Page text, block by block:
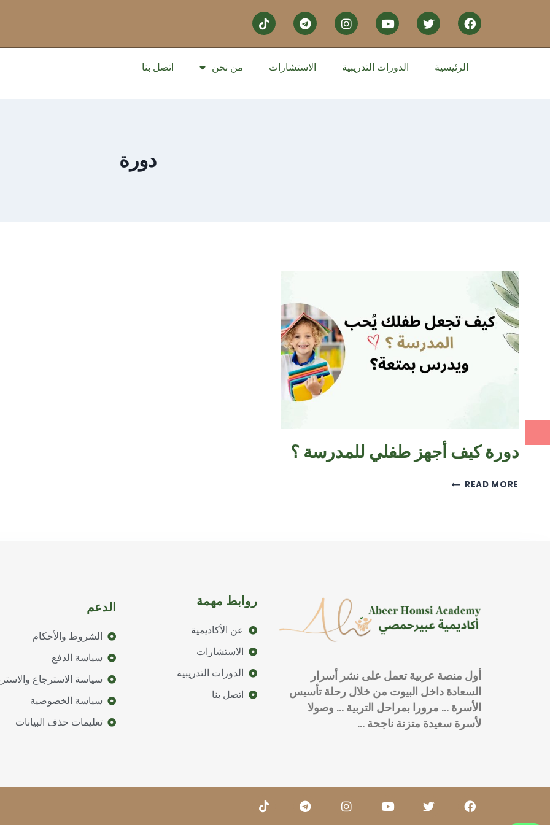
الرئيسية الدورات التدريبية الاستشارات من نحن اتصل بنا
دورة
دورة كيف أجهز طفلي للمدرسة ؟
READ MORE
أول منصة عربية تعمل على نشر أسرار
السعادة داخل البيوت من خلال رحلة تأسيس
الأسرة … مرورا بمراحل التربية … وصولا
لأسرة سعيدة متزنة ناجحة …
روابط مهمة
عن الأكاديمية
الاستشارات
الدورات التدريبية
اتصل بنا
الدعم
الشروط والأحكام
سياسة الدفع
سياسة الاسترجاع
سياسة الخصوصية
تعليمات حذف البيانات